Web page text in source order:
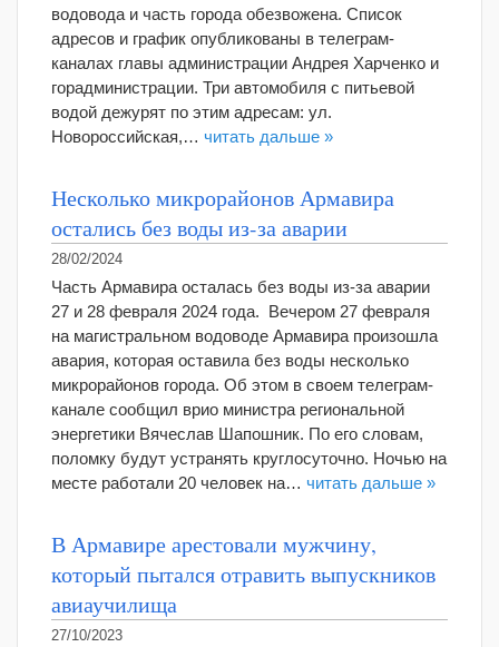
водовода и часть города обезвожена. Список
адресов и график опубликованы в телеграм-
каналах главы администрации Андрея Харченко и
горадминистрации. Три автомобиля с питьевой
водой дежурят по этим адресам: ул.
Новороссийская,… читать дальше »
Несколько микрорайонов Армавира
остались без воды из-за аварии
28/02/2024
Часть Армавира осталась без воды из-за аварии
27 и 28 февраля 2024 года. Вечером 27 февраля
на магистральном водоводе Армавира произошла
авария, которая оставила без воды несколько
микрорайонов города. Об этом в своем телеграм-
канале сообщил врио министра региональной
энергетики Вячеслав Шапошник. По его словам,
поломку будут устранять круглосуточно. Ночью на
месте работали 20 человек на… читать дальше »
В Армавире арестовали мужчину,
который пытался отравить выпускников
авиаучилища
27/10/2023